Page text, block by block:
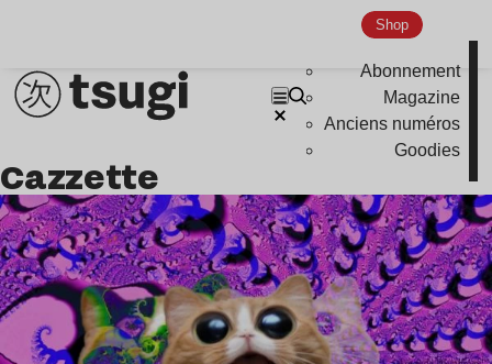
Shop
Abonnement
Magazine
Anciens numéros
Goodies
Cazzette